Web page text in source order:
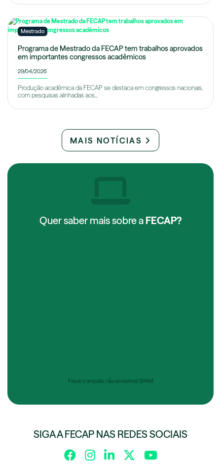
Mestrado
Programa de Mestrado da FECAP tem trabalhos aprovados
em importantes congressos acadêmicos
29/04/2026
Produção acadêmica da FECAP se destaca em congressos nacionais,
com pesquisas alinhadas aos...
MAIS NOTÍCIAS
Quer saber mais sobre a FECAP?
Fique tranquilo, não enviamos SPAM
SIGA A FECAP NAS REDES SOCIAIS